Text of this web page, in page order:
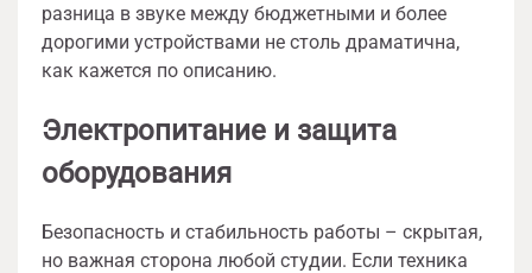
разница в звуке между бюджетными и более
дорогими устройствами не столь драматична,
как кажется по описанию.
Электропитание и защита
оборудования
Безопасность и стабильность работы – скрытая,
но важная сторона любой студии. Если техника